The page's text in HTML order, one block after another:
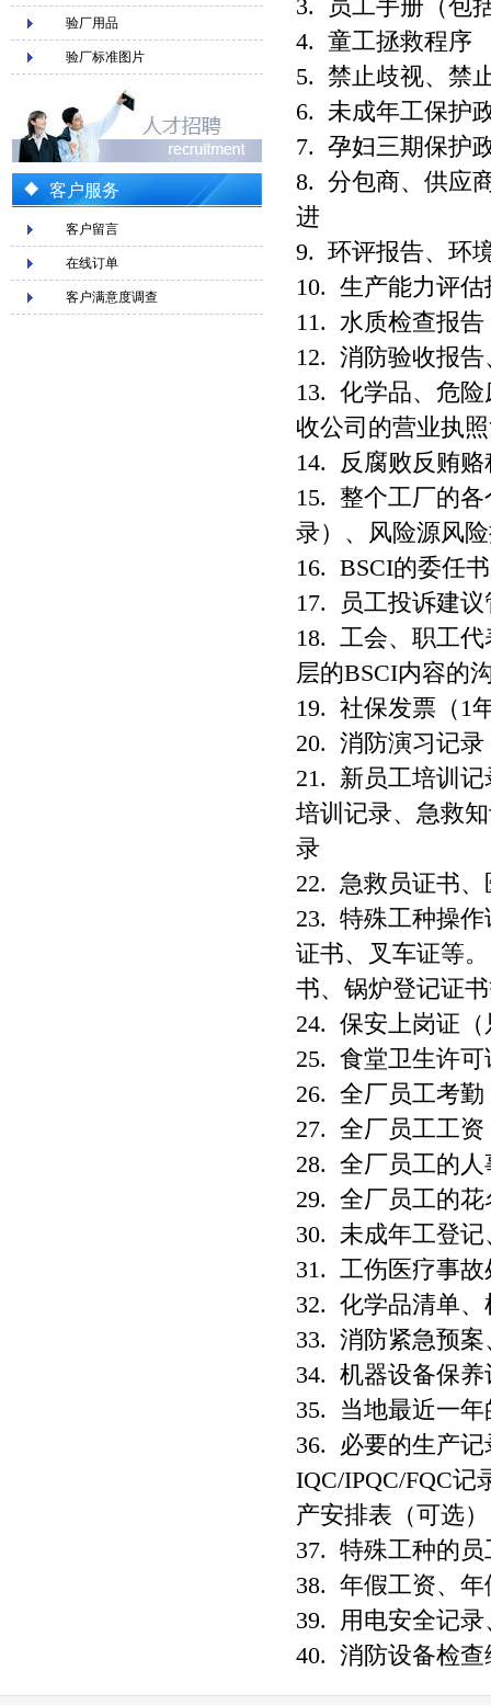
验厂用品
验厂标准图片
客户服务
客户留言
在线订单
客户满意度调查
3. 员工手册（包
4. 童工拯救程序
5. 禁止歧视、禁
6. 未成年工保护
7. 孕妇三期保护
8. 分包商、供应
进
9. 环评报告、环
10. 生产能力评估
11. 水质检查报告
12. 消防验收报
13. 化学品、危
收公司的营业执
14. 反腐败反贿
15. 整个工厂的
录）、风险源风
16. BSCI的委任
17. 员工投诉建
18. 工会、职工
层的BSCI内容的
19. 社保发票（1
20. 消防演习记录
21. 新员工培训记
培训记录、急救
录
22. 急救员证书
23. 特殊工种操
证书、叉车证等
书、锅炉登记证
24. 保安上岗证
25. 食堂卫生许可
26. 全厂员工考
27. 全厂员工工资
28. 全厂员工的
29. 全厂员工的
30. 未成年工登
31. 工伤医疗事故
32. 化学品清单
33. 消防紧急预
34. 机器设备保养
35. 当地最近一
36. 必要的生产
IQC/IPQC/FQC
产安排表（可选）
37. 特殊工种的
38. 年假工资、
39. 用电安全记
40. 消防设备检查